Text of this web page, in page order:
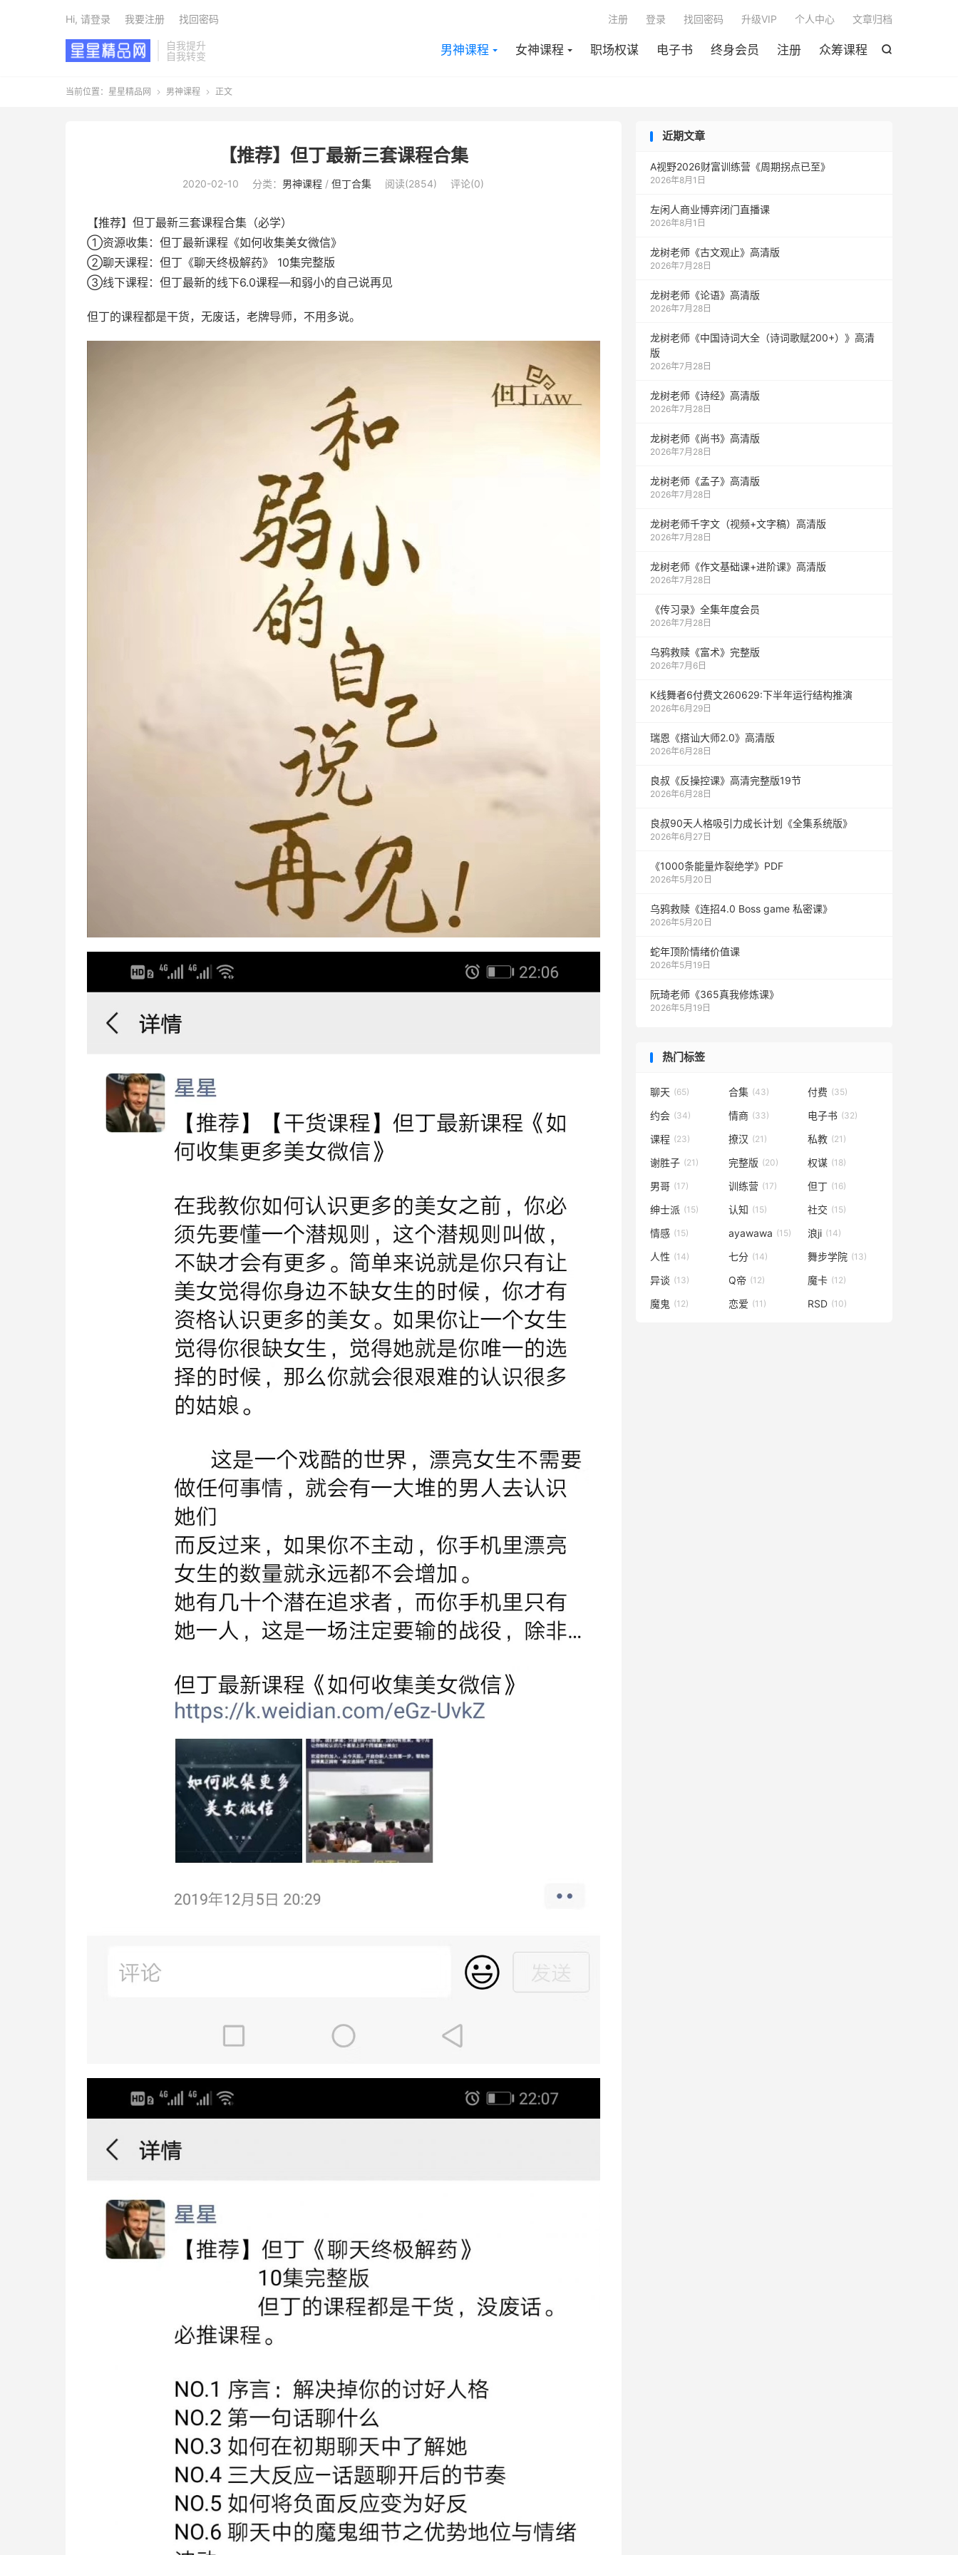
自我提升
自我转变

男神课程 女神课程 职场权谋 电子书 终身会员 注册 众筹课程
注册 登录 找回密码 升级VIP 个人中心 文章归档
Hi, 请登录 我要注册 找回密码
当前位置： 星星精品网  男神课程  正文
【推荐】但丁最新三套课程合集
2020-02-10 分类： 男神课程/ 但丁合集 阅读(2854) 评论(0)
【推荐】但丁最新三套课程合集（必学）
①资源收集：但丁最新课程《如何收集美女微信》
②聊天课程：但丁《聊天终极解药》 10集完整版
③线下课程：但丁最新的线下6.0课程—和弱小的自己说再见
但丁的课程都是干货，无废话，老牌导师，不用多说。
近期文章
A视野2026财富训练营《周期拐点已至》
2026年8月1日
左闲人商业博弈闭门直播课
2026年8月1日
龙树老师《古文观止》高清版
2026年7月28日
龙树老师《论语》高清版
2026年7月28日
龙树老师《中国诗词大全（诗词歌赋200+）》高清
版
2026年7月28日
龙树老师《诗经》高清版
2026年7月28日
龙树老师《尚书》高清版
2026年7月28日
龙树老师《孟子》高清版
2026年7月28日
龙树老师千字文（视频+文字稿）高清版
2026年7月28日
龙树老师《作文基础课+进阶课》高清版
2026年7月28日
《传习录》全集年度会员
2026年7月28日
乌鸦救赎《富术》完整版
2026年7月6日
K线舞者6付费文260629:下半年运行结构推演
2026年6月29日
瑞恩《搭讪大师2.0》高清版
2026年6月28日
良叔《反操控课》高清完整版19节
2026年6月28日
良叔90天人格吸引力成长计划《全集系统版》
2026年6月27日
《1000‮能条‬‎量‮裂炸‬‎绝学》PDF
2026年5月20日
乌鸦救赎《连招4.0 Boss game 私密课》
2026年5月20日
蛇年顶阶情绪价值课
2026年5月19日
阮琦老师《365真我修炼课》
2026年5月19日
热门标签
聊天 (65) 合集 (43) 付费 (35)
约会 (34) 情商 (33) 电子书 (32)
课程 (23) 撩汉 (21) 私教 (21)
谢胜子 (21) 完整版 (20) 权谋 (18)
男哥 (17) 训练营 (17) 但丁 (16)
绅士派 (15) 认知 (15) 社交 (15)
情感 (15) ayawawa (15) 浪ji (14)
人性 (14) 七分 (14) 舞步学院 (13)
异谈 (13) Q帝 (12) 魔卡 (12)
魔鬼 (12) 恋爱 (11) RSD (10)